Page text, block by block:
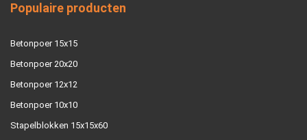
Populaire producten
Betonpoer 15x15
Betonpoer 20x20
Betonpoer 12x12
Betonpoer 10x10
Stapelblokken 15x15x60